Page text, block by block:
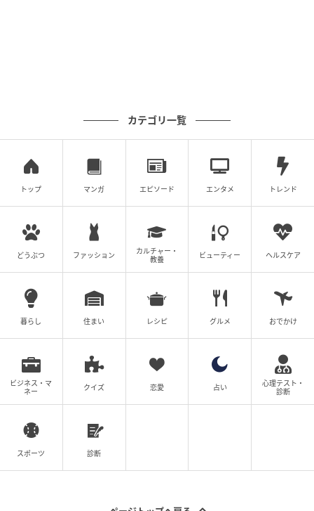
生活環境によって「最適な一台」は異なります。 検討
の際は試乗や実車での確認をおすすめします。
調査方法：インターネットサービスによる任意回答
（自由回答式）
調査実施日：2026年4月28日
調査対象：全国の20代〜60代の男女
有効回答数：300名
※記事内の情報は執筆時点の内容です。
※本記事は自社で募集したアンケートの回答結果をも
とにAIが本文を作成しておりますが、社内確認の後公
※本記事は、自社で募集したアンケートの回答者300名
の意見を集計した結果に基づき制作しています。社会
全体の意見を代表、あるいは断定するものではないこ
とを、あらかじめご了承ください。
次の記事
カテゴリ一覧
トップ マンガ エピソード エンタメ トレンド
どうぶつ ファッション
カルチャー・
教養
ビューティー ヘルスケア
暮らし 住まい レシピ グルメ おでかけ
ビジネス・マ
ネー
クイズ 恋愛 占い
心理テスト・
診断
スポーツ 診断